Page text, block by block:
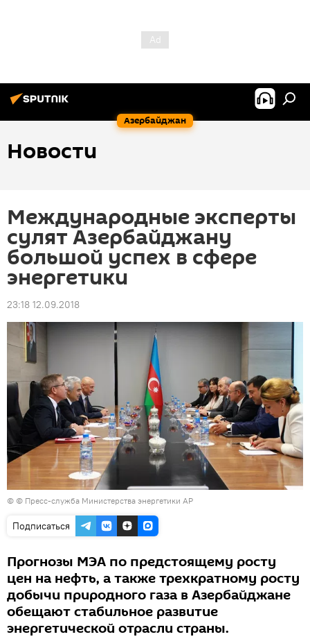
Азербайджан
Новости
Международные эксперты
сулят Азербайджану
большой успех в сфере
энергетики
23:18 12.09.2018
© © Пресс-служба Министерства энергетики АР
Подписаться
Прогнозы МЭА по предстоящему росту
цен на нефть, а также трехкратному росту
добычи природного газа в Азербайджане
обещают стабильное развитие
энергетической отрасли страны.